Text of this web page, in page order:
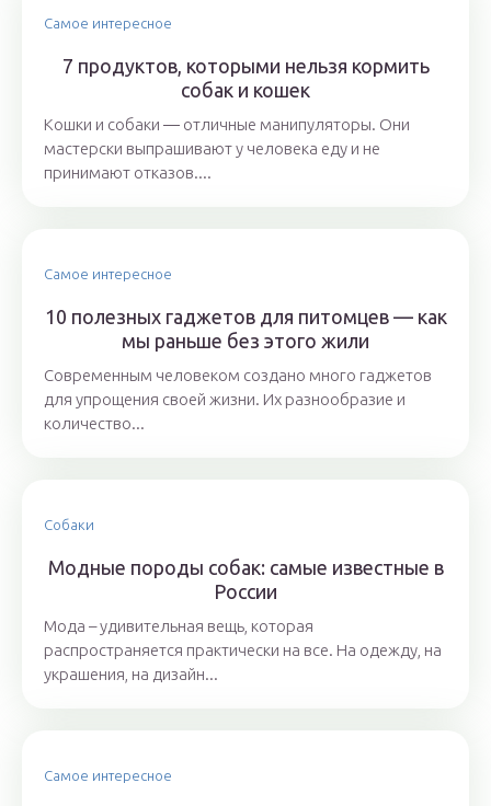
Самое интересное
7 продуктов, которыми нельзя кормить
собак и кошек
Кошки и собаки ― отличные манипуляторы. Они
мастерски выпрашивают у человека еду и не
принимают отказов....
Самое интересное
10 полезных гаджетов для питомцев — как
мы раньше без этого жили
Современным человеком создано много гаджетов
для упрощения своей жизни. Их разнообразие и
количество...
Собаки
Модные породы собак: самые известные в
России
Мода – удивительная вещь, которая
распространяется практически на все. На одежду, на
украшения, на дизайн...
Самое интересное